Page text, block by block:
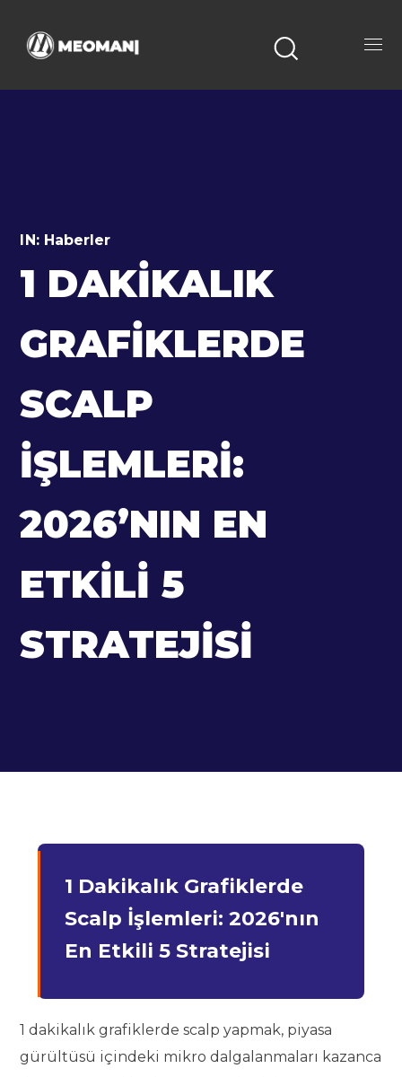
IN: Haberler
1 DAKIKALIK
GRAFIKLERDE
SCALP
İŞLEMLERI:
2026’NIN EN
ETKILI 5
STRATEJISI
1 Dakikalık Grafiklerde
Scalp İşlemleri: 2026'nın
En Etkili 5 Stratejisi
1 dakikalık grafiklerde scalp yapmak, piyasa
gürültüsü içindeki mikro dalgalanmaları kazanca